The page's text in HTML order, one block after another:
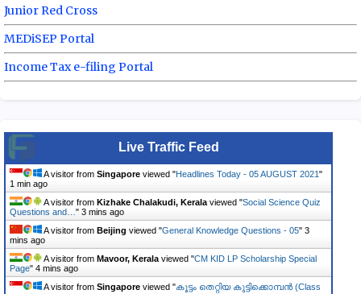
Junior Red Cross
MEDiSEP Portal
Income Tax e-filing Portal
Live Traffic Feed
A visitor from Singapore viewed "Headlines Today - 05 AUGUST 2021 "
1 min ago
A visitor from Kizhake Chalakudi, Kerala viewed "Social Science Quiz
Questions and… " 3 mins ago
A visitor from Beijing viewed "General Knowledge Questions - 05" 3
mins ago
A visitor from Mavoor, Kerala viewed "CM KID LP Scholarship Special
Page" 4 mins ago
A visitor from Singapore viewed "കൂട്ടം തെറ്റിയ കുട്ടിക്കൊമ്പൻ (Class